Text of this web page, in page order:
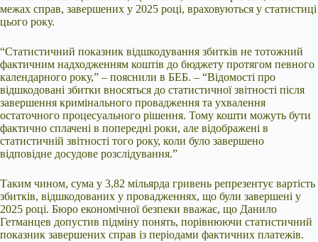
межах справ, завершених у 2025 році, враховуються у статистиці
цього року.
“Статистичний показник відшкодування збитків не тотожний
фактичним надходженням коштів до бюджету протягом певного
календарного року,” – пояснили в БЕБ. – “Відомості про
відшкодовані збитки вносяться до статистичної звітності після
завершення кримінального провадження та ухвалення
остаточного процесуального рішення. Тому кошти можуть бути
фактично сплачені в попередні роки, але відображені в
статистичній звітності того року, коли було завершено
відповідне досудове розслідування.”
Таким чином, сума у 3,82 мільярда гривень репрезентує вартість
збитків, відшкодованих у провадженнях, що були завершені у
2025 році. Бюро економічної безпеки вважає, що Данило
Гетманцев допустив підміну понять, порівнюючи статистичний
показник завершених справ із періодами фактичних платежів.